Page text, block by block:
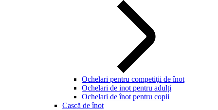
Ochelari pentru competiţii de înot
Ochelari de inot pentru adulți
Ochelari de înot pentru copii
Cască de înot